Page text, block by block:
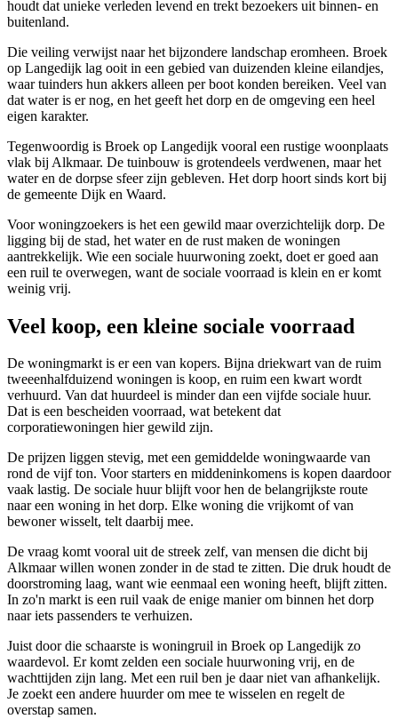
houdt dat unieke verleden levend en trekt bezoekers uit binnen- en
buitenland.
Die veiling verwijst naar het bijzondere landschap eromheen. Broek
op Langedijk lag ooit in een gebied van duizenden kleine eilandjes,
waar tuinders hun akkers alleen per boot konden bereiken. Veel van
dat water is er nog, en het geeft het dorp en de omgeving een heel
eigen karakter.
Tegenwoordig is Broek op Langedijk vooral een rustige woonplaats
vlak bij Alkmaar. De tuinbouw is grotendeels verdwenen, maar het
water en de dorpse sfeer zijn gebleven. Het dorp hoort sinds kort bij
de gemeente Dijk en Waard.
Voor woningzoekers is het een gewild maar overzichtelijk dorp. De
ligging bij de stad, het water en de rust maken de woningen
aantrekkelijk. Wie een sociale huurwoning zoekt, doet er goed aan
een ruil te overwegen, want de sociale voorraad is klein en er komt
weinig vrij.
Veel koop, een kleine sociale voorraad
De woningmarkt is er een van kopers. Bijna driekwart van de ruim
tweeenhalfduizend woningen is koop, en ruim een kwart wordt
verhuurd. Van dat huurdeel is minder dan een vijfde sociale huur.
Dat is een bescheiden voorraad, wat betekent dat
corporatiewoningen hier gewild zijn.
De prijzen liggen stevig, met een gemiddelde woningwaarde van
rond de vijf ton. Voor starters en middeninkomens is kopen daardoor
vaak lastig. De sociale huur blijft voor hen de belangrijkste route
naar een woning in het dorp. Elke woning die vrijkomt of van
bewoner wisselt, telt daarbij mee.
De vraag komt vooral uit de streek zelf, van mensen die dicht bij
Alkmaar willen wonen zonder in de stad te zitten. Die druk houdt de
doorstroming laag, want wie eenmaal een woning heeft, blijft zitten.
In zo'n markt is een ruil vaak de enige manier om binnen het dorp
naar iets passenders te verhuizen.
Juist door die schaarste is woningruil in Broek op Langedijk zo
waardevol. Er komt zelden een sociale huurwoning vrij, en de
wachttijden zijn lang. Met een ruil ben je daar niet van afhankelijk.
Je zoekt een andere huurder om mee te wisselen en regelt de
overstap samen.